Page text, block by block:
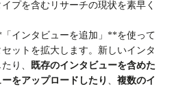
プを含むリサーチの現状を素早く
インタビューを追加」**を使って
セットを拡大します。新しいインタ
り、
既存のインタビューを含めた
をアップロードしたり
複数のイ